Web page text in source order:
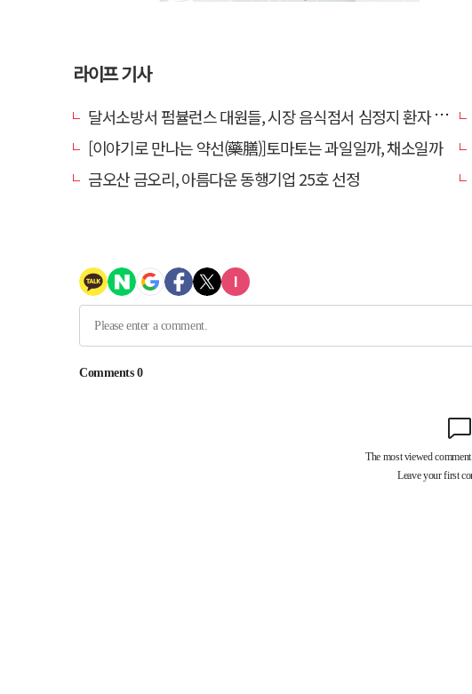
라이프 기사
달서소방서 펌뷸런스 대원들, 시장 음식점서 심정지 환자 생명 살려
[이야기로 만나는 약선(藥膳)]토마토는 과일일까, 채소일까
금오산 금오리, 아름다운 동행기업 25호 선정